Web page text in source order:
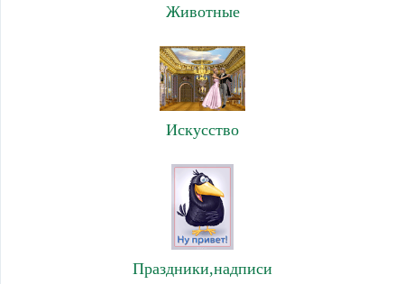
Животные
Искусство
Праздники,надписи